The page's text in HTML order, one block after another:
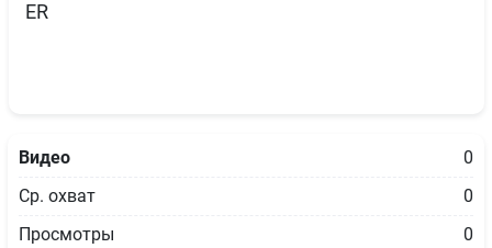
ER
Видео
0
Ср. охват
0
Просмотры
0